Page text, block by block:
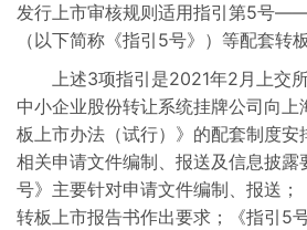
发行上市审核规则适用指引第5号——
（以下简称《指引5号》）等配套转
上述3项指引是2021年2月上交所
中小企业股份转让系统挂牌公司向
板上市办法（试行）》的配套制度安
相关申请文件编制、报送及信息披露
号》主要针对申请文件编制、报送
转板上市报告书作出要求；《指引5